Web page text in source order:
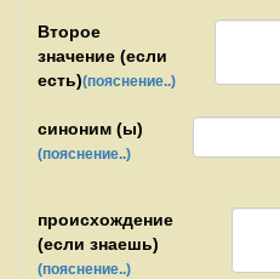
Второе
значение (если
есть)(пояснение..)
синоним (ы)
(пояснение..)
происхождение
(если знаешь)
(пояснение..)